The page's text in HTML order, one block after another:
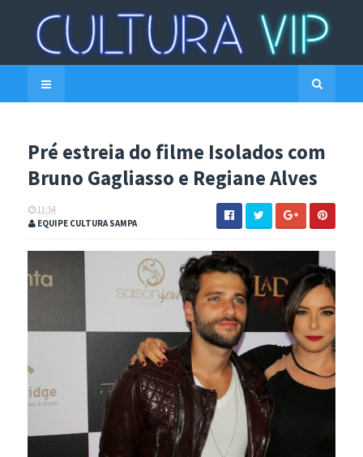
Pré estreia do filme Isolados com
Bruno Gagliasso e Regiane Alves
11:54
EQUIPE CULTURA SAMPA